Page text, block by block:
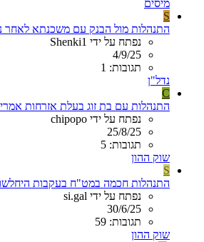
מיסים
S
התנהלות מול הבנק עם משכנתא לאחר
נפתח על ידי Shenki1
4/9/25
תגובות: 1
נדל"ן
C
התנהלות עם בת זוג בעלת אזרחות
נפתח על ידי chipopo
25/8/25
תגובות: 5
שוק ההון
S
התנהלות חכמה במט"ח בעקבות
נפתח על ידי si.gal
30/6/25
תגובות: 59
שוק ההון